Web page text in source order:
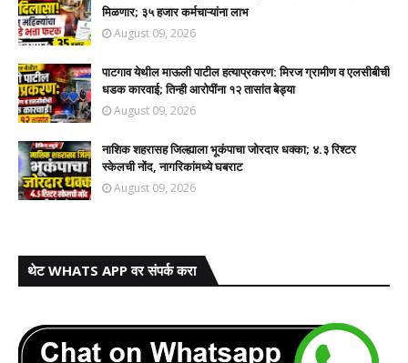
मिळणार; ३५ हजार कर्मचाऱ्यांना लाभ
August 09, 2026
पाटगाव येथील माऊली पाटील हत्याप्रकरण: मिरज ग्रामीण व एलसीबीची
धडक कारवाई; तिन्ही आरोपींना १२ तासांत बेड्या
August 09, 2026
नाशिक शहरासह जिल्ह्याला भूकंपाचा जोरदार धक्का; ४.३ रिश्टर
स्केलची नोंद, नागरिकांमध्ये घबराट
August 09, 2026
थेट WHATS APP वर संपर्क करा